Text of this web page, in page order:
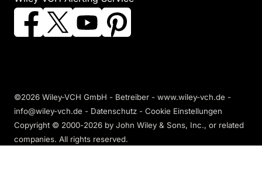
©2026 Wiley-VCH GmbH - Betreiber - www.wiley-vch.de -
info@wiley-vch.de - Datenschutz - Cookie Einstellungen
Copyright © 2000-2026 by John Wiley & Sons, Inc., or related
companies. All rights reserved.